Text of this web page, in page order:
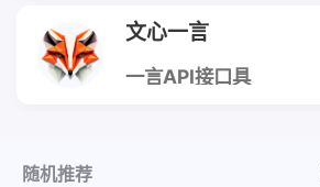
API可以将文
本、URL、电话
为二维码，方便
文心一言
一言API接口具
随机推荐